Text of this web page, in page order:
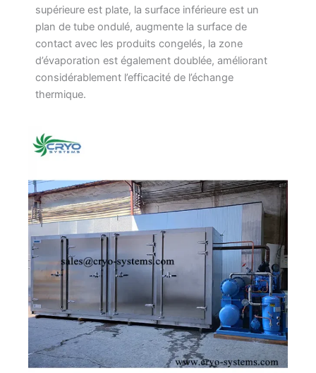
supérieure est plate, la surface inférieure est un
plan de tube ondulé, augmente la surface de
contact avec les produits congelés, la zone
d’évaporation est également doublée, améliorant
considérablement l’efficacité de l’échange
thermique.